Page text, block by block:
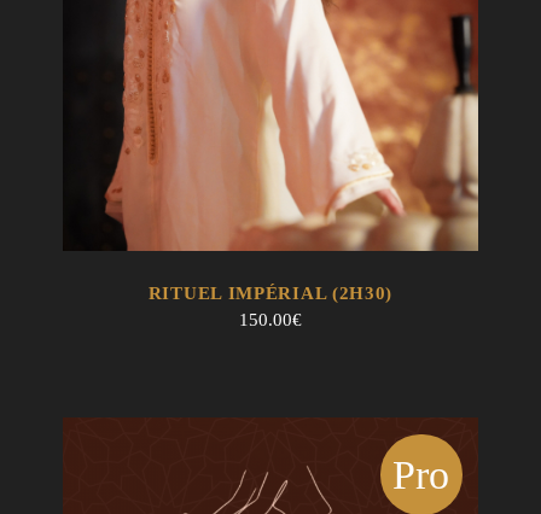
EN SAVOIR + AJOUTER AU PANIER
RITUEL IMPÉRIAL (2H30)
150.00€
Pro